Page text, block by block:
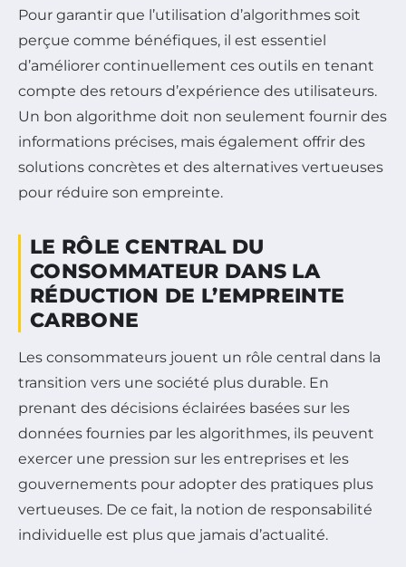
Pour garantir que l’utilisation d’algorithmes soit
perçue comme bénéfiques, il est essentiel
d’améliorer continuellement ces outils en tenant
compte des retours d’expérience des utilisateurs.
Un bon algorithme doit non seulement fournir des
informations précises, mais également offrir des
solutions concrètes et des alternatives vertueuses
pour réduire son empreinte.
LE RÔLE CENTRAL DU
CONSOMMATEUR DANS LA
RÉDUCTION DE L’EMPREINTE
CARBONE
Les consommateurs jouent un rôle central dans la
transition vers une société plus durable. En
prenant des décisions éclairées basées sur les
données fournies par les algorithmes, ils peuvent
exercer une pression sur les entreprises et les
gouvernements pour adopter des pratiques plus
vertueuses. De ce fait, la notion de responsabilité
individuelle est plus que jamais d’actualité.